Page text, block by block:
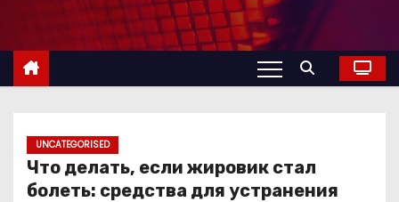
с
UNCATEGORISED
Что делать, если жировик стал
болеть: средства для устранения